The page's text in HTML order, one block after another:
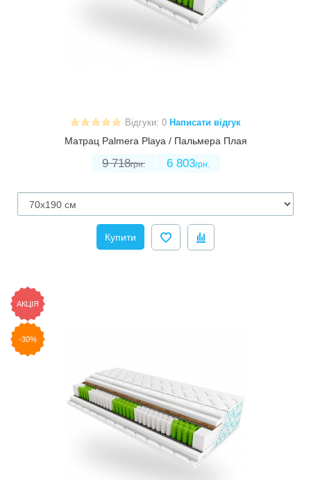
Відгуки: 0 Написати відгук
Матрац Palmera Playa / Пальмера Плая
9 718грн. 6 803грн.
Купити
АКЦІЯ
-30%